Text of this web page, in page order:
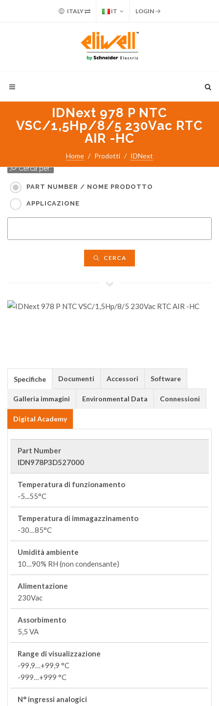
ITALY IT LOGIN
IDNext 978 P NTC
VSC/1,5Hp/8/5 230Vac RTC
AIR -HC
Home Prodotti IDNext
Cerca per:
PART NUMBER / NOME PRODOTTO
APPLICAZIONE
CERCA
Specifiche Documenti Accessori Software
Galleria immagini Environmental Data Connessioni
Digital Academy
Part Number
IDN978P3D527000
Temperatura di funzionamento
-5...55°C
Temperatura di immagazzinamento
-30…85°C
Umidità ambiente
10…90% RH (non condensante)
Alimentazione
230Vac
Assorbimento
5,5 VA
Range di visualizzazione
-99,9…+99,9 °C
-999…+999 °C
N° ingressi analogici